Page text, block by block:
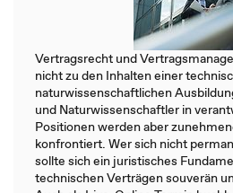
Vertragsrecht und
nicht zu den Inhalten einer
naturwissenschaftlichen
und Naturwissenschaftler in
Positionen werden aber
konfrontiert. Wer sich nicht
sollte sich ein juristisches
technischen Verträgen souverän